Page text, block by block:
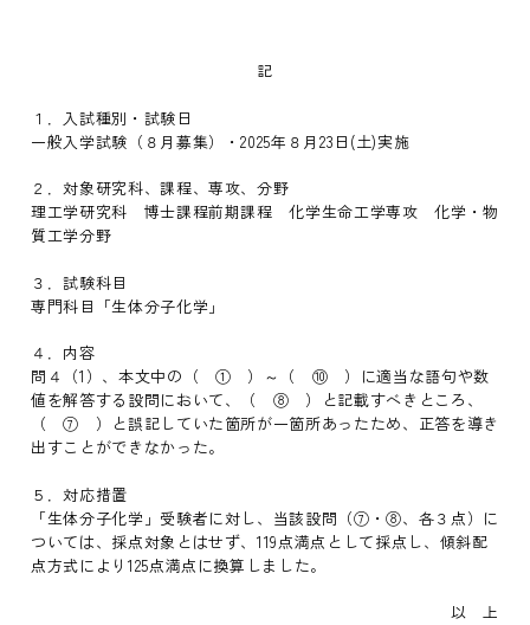
記
１．入試種別・試験日
一般入学試験（８月募集）・2025年８月23日(土)実施
２．対象研究科、課程、専攻、分野
理工学研究科 博士課程前期課程 化学生命工学専攻 化学・物
質工学分野
３．試験科目
専門科目「生体分子化学」
４．内容
問４（1）、本文中の（ ① ）～（ ⑩ ）に適当な語句や数
値を解答する設問において、（ ⑧ ）と記載すべきところ、
（ ⑦ ）と誤記していた箇所が一箇所あったため、正答を導き
出すことができなかった。
５．対応措置
「生体分子化学」受験者に対し、当該設問（⑦・⑧、各３点）に
ついては、採点対象とはせず、119点満点として採点し、傾斜配
点方式により125点満点に換算しました。
以 上